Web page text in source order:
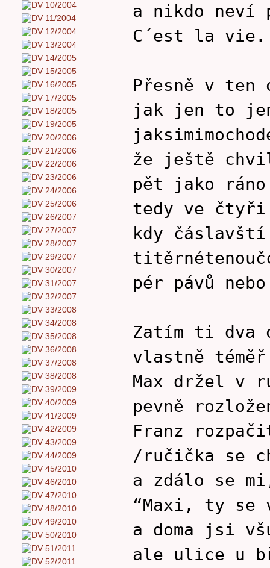
a nikdo neví
C´est la vie.
Přesně v ten
jak jen to
že ještě
pět jako ráno
tedy ve čtyři
kdy
pér pávů
Zatím ti dva
vlastně
Max držel v
pevně
Franz
/ručička se
a zdálo se
“Maxi, ty se
a doma jsi
ale ulice u